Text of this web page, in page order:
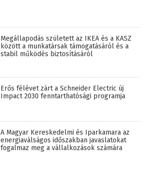
Megállapodás született az IKEA és a KASZ
között a munkatársak támogatásáról és a
stabil működés biztosításáról
Erős félévet zárt a Schneider Electric új
Impact 2030 fenntarthatósági programja
A Magyar Kereskedelmi és Iparkamara az
energiaválságos időszakban javaslatokat
fogalmaz meg a vállalkozások számára